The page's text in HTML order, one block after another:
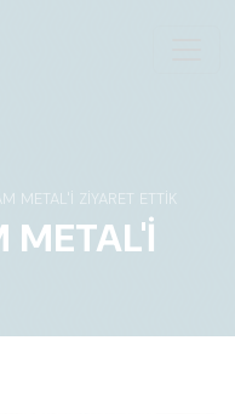
METAL'İ ZİYARET ETTİK
METAL'İ